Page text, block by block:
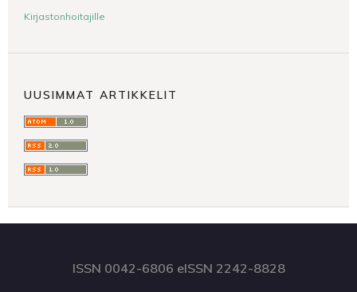
Kirjastonhoitajille
UUSIMMAT ARTIKKELIT
ISSN 0042-6806 eISSN 2242-8828